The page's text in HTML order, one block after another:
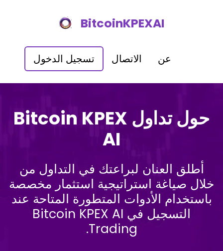
BitcoinKPEXAI
عن الاتصال تسجيل الدخول
حول تداول Bitcoin KPEX
AI
أطلق العنان لبراعتك في التداول من
خلال صياغة استراتيجية استثمار مخصصة
باستخدام الأدوات المتطورة المتاحة عند
التسجيل في Bitcoin KPEX AI
Trading.